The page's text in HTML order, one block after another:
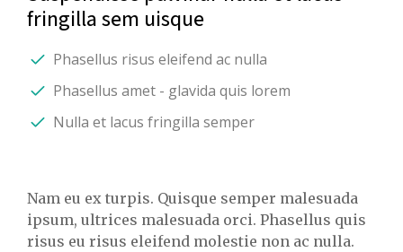
fringilla sem uisque
Phasellus risus eleifend ac nulla
Phasellus amet - glavida quis lorem
Nulla et lacus fringilla semper
Nam eu ex turpis. Quisque semper malesuada
ipsum, ultrices malesuada orci. Phasellus quis
risus eu risus eleifend molestie non ac nulla.